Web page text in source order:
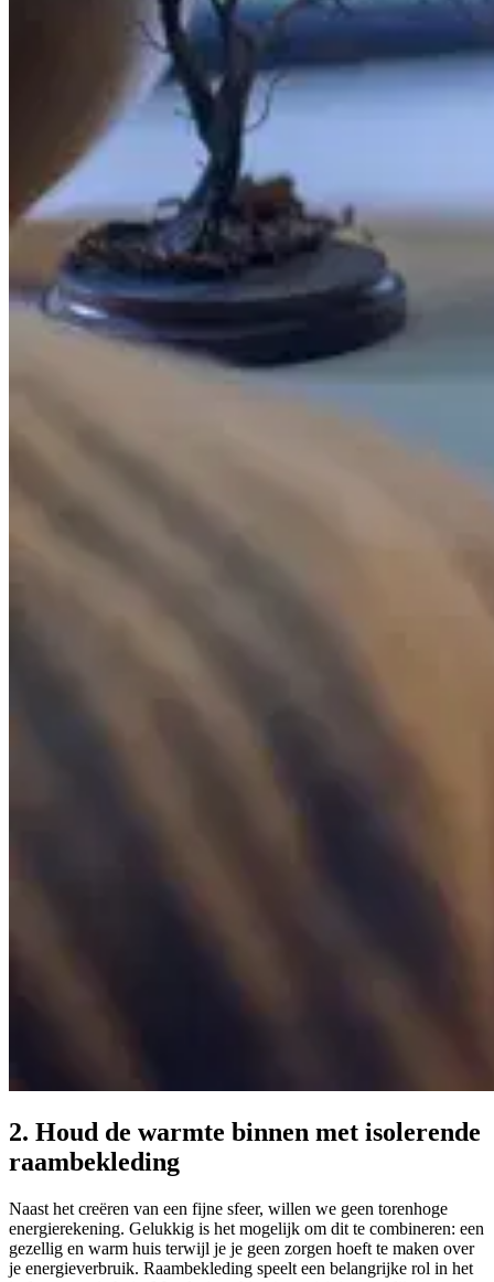
2. Houd de warmte binnen met isolerende
raambekleding
Naast het creëren van een fijne sfeer, willen we geen torenhoge
energierekening. Gelukkig is het mogelijk om dit te combineren: een
gezellig en warm huis terwijl je je geen zorgen hoeft te maken over
je energieverbruik. Raambekleding speelt een belangrijke rol in het